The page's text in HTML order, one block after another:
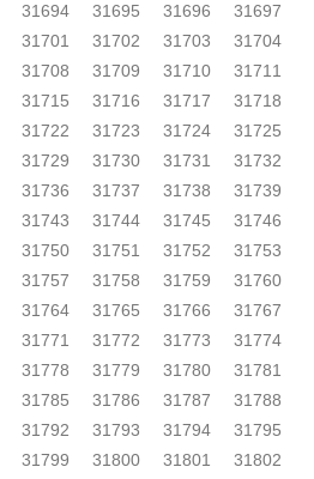
31694 31695 31696
31697
31701 31702 31703
31704
31708 31709 31710
31711
31715 31716 31717
31718
31722 31723 31724
31725
31729 31730 31731
31732
31736 31737 31738
31739
31743 31744 31745
31746
31750 31751 31752
31753
31757 31758 31759
31760
31764 31765 31766
31767
31771 31772 31773
31774
31778 31779 31780
31781
31785 31786 31787
31788
31792 31793 31794
31795
31799 31800 31801
31802